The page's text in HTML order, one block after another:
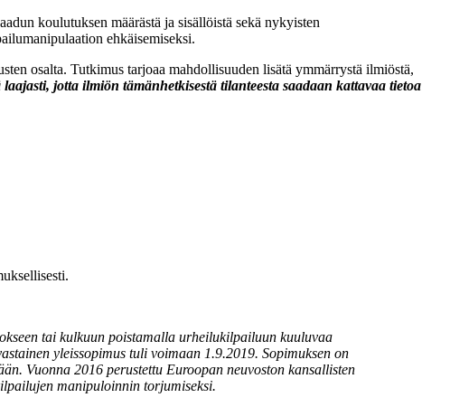
koulutuksen määrästä ja sisällöistä sekä nykyisten
ehkäisemiseksi.
osalta. Tutkimus tarjoaa mahdollisuuden lisätä ymmärrystä ilmiöstä,
jotta ilmiön tämänhetkisestä tilanteesta saadaan kattavaa tietoa
tai kulkuun poistamalla urheilukilpailuun kuuluvaa
yleissopimus tuli voimaan 1.9.2019. Sopimuksen on
Vuonna 2016 perustettu Euroopan neuvoston kansallisten
manipuloinnin torjumiseksi.